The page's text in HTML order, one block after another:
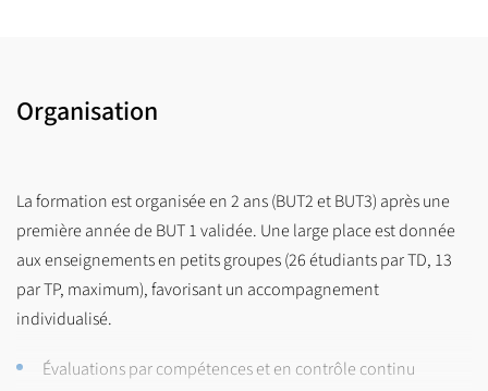
Organisation
La formation est organisée en 2 ans (BUT2 et BUT3) après une
première année de BUT 1 validée. Une large place est donnée
aux enseignements en petits groupes (26 étudiants par TD, 13
par TP, maximum), favorisant un accompagnement
individualisé.
Évaluations par compétences et en contrôle continu